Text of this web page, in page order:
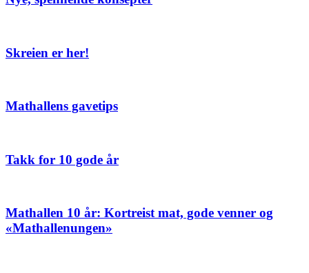
Skreien er her!
Mathallens gavetips
Takk for 10 gode år
Mathallen 10 år: Kortreist mat, gode venner og
«Mathallenungen»